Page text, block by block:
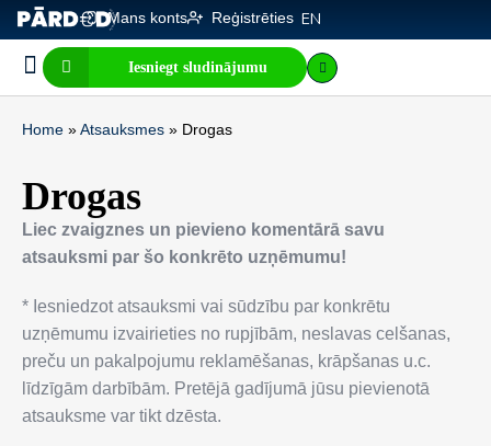
Mans konts Reģistrēties EN
Iesniegt sludinājumu
Home » Atsauksmes » Drogas
Drogas
Liec zvaigznes un pievieno komentārā savu
atsauksmi par šo konkrēto uzņēmumu!
* Iesniedzot atsauksmi vai sūdzību par konkrētu
uzņēmumu izvairieties no rupjībām, neslavas celšanas,
preču un pakalpojumu reklamēšanas, krāpšanas u.c.
līdzīgām darbībām. Pretējā gadījumā jūsu pievienotā
atsauksme var tikt dzēsta.